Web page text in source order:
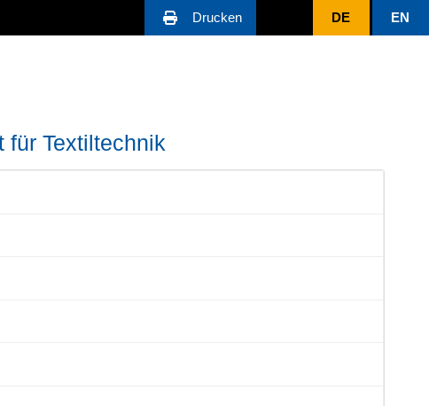
Drucken DE EN
für Textiltechnik